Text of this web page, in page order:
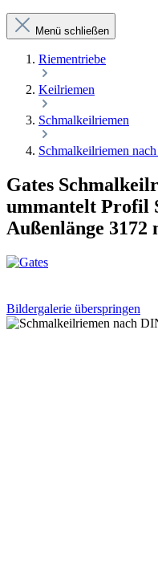
Menü schließen
Riementriebe
Keilriemen
Schmalkeilriemen
Schmalkeilriemen
Gates
ummantelt Profil
Außenlänge 3172
Bildergalerie überspringen